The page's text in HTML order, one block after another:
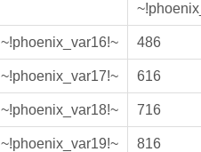
~!phoenix_var16!~ 486
~!phoenix_var17!~ 616
~!phoenix_var18!~ 716
~!phoenix_var19!~ 816